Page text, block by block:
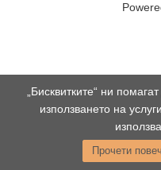
„Бисквитките“ ни
използването на
Прочети